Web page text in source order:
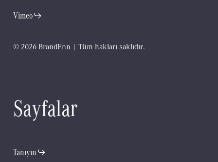
Vimeo
© 2026 BrandEnn | Tüm hakları saklıdır.
Sayfalar
Tanıyın